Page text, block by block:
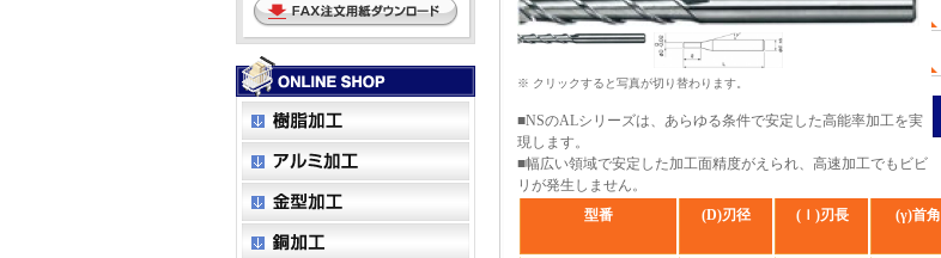
※ クリックすると写真が切り替わります。
■NSのALシリーズは、あらゆる条件で安定した高能率加工を実
現します。
■幅広い領域で安定した加工面精度がえられ、高速加工でもビビ
リが発生しません。
型番 (D)刃径 (ｌ)刃長 (γ)首角